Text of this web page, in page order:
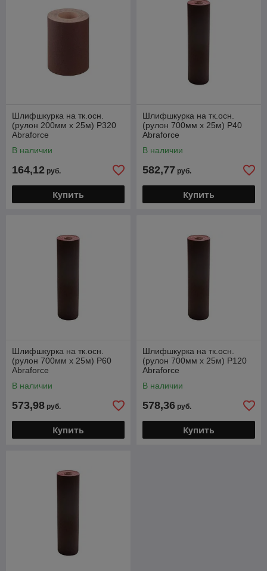
Шлифшкурка на тк.осн.
(рулон 200мм х 25м) Р320
Abraforce
В наличии
164,12 руб.
Купить
Шлифшкурка на тк.осн.
(рулон 700мм х 25м) Р40
Abraforce
В наличии
582,77 руб.
Купить
Шлифшкурка на тк.осн.
(рулон 700мм х 25м) Р60
Abraforce
В наличии
573,98 руб.
Купить
Шлифшкурка на тк.осн.
(рулон 700мм х 25м) Р120
Abraforce
В наличии
578,36 руб.
Купить